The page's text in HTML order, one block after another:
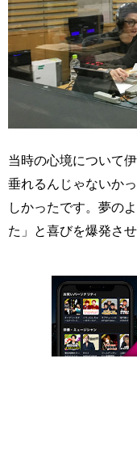
当時の心境について
垂れるんじゃないか
しかったです。夢の
た」と喜びを爆発させ